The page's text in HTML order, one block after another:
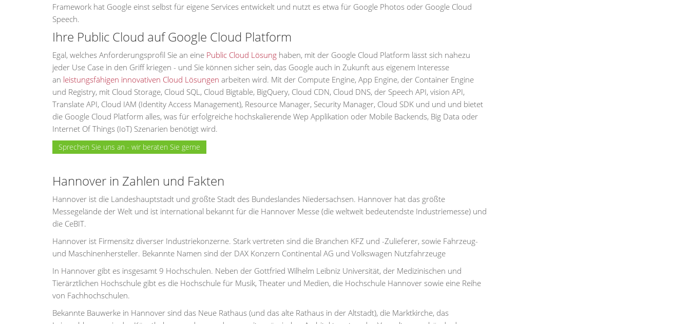
Framework hat Google einst selbst für eigene Services entwickelt und nutzt es etwa für Google Photos oder Google Cloud
Speech.
Ihre Public Cloud auf Google Cloud Platform
Egal, welches Anforderungsprofil Sie an eine Public Cloud Lösung haben, mit der Google Cloud Platform lässt sich nahezu
jeder Use Case in den Griff kriegen - und Sie können sicher sein, das Google auch in Zukunft aus eigenem Interesse
an leistungsfähigen innovativen Cloud Lösungen arbeiten wird. Mit der Compute Engine, App Engine, der Container Engine
und Registry, mit Cloud Storage, Cloud SQL, Cloud Bigtable, BigQuery, Cloud CDN, Cloud DNS, der Speech API, vision API,
Translate API, Cloud IAM (Identity Access Management), Resource Manager, Security Manager, Cloud SDK und und und bietet
die Google Cloud Platform alles, was für erfolgreiche hochskalierende Wep Applikation oder Mobile Backends, Big Data oder
Internet Of Things (IoT) Szenarien benötigt wird.
Sprechen Sie uns an - wir beraten Sie gerne
Hannover in Zahlen und Fakten
Hannover ist die Landeshauptstadt und größte Stadt des Bundeslandes Niedersachsen. Hannover hat das größte
Messegelände der Welt und ist international bekannt für die Hannover Messe (die weltweit bedeutendste Industriemesse) und
die CeBIT.
Hannover ist Firmensitz diverser Industriekonzerne. Stark vertreten sind die Branchen KFZ und -Zulieferer, sowie Fahrzeug-
und Maschinenhersteller. Bekannte Namen sind der DAX Konzern Continental AG und Volkswagen Nutzfahrzeuge
In Hannover gibt es insgesamt 9 Hochschulen. Neben der Gottfried Wilhelm Leibniz Universität, der Medizinischen und
Tierärztlichen Hochschule gibt es die Hochschule für Musik, Theater und Medien, die Hochschule Hannover sowie eine Reihe
von Fachhochschulen.
Bekannte Bauwerke in Hannover sind das Neue Rathaus (und das alte Rathaus in der Altstadt), die Marktkirche, das